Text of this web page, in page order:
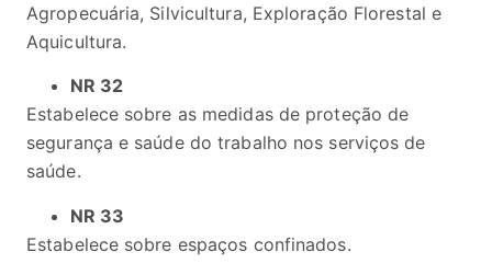
Agropecuária, Silvicultura, Exploração Florestal e
Aquicultura.
NR 32
Estabelece sobre as medidas de proteção de
segurança e saúde do trabalho nos serviços de
saúde.
NR 33
Estabelece sobre espaços confinados.